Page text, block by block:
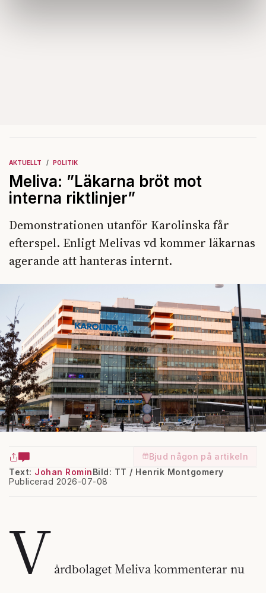
Dessa kan i sin tur kombinera informationen med annan
AKTUELLT POLITIK
Meliva: ”Läkarna bröt mot
interna riktlinjer”
Demonstrationen utanför Karolinska får
efterspel. Enligt Melivas vd kommer läkarnas
agerande att hanteras internt.
Bjud någon på artikeln
Text: Johan Romin
Publicerad 2026-07-08
Bild: TT / Henrik Montgomery
V årdbolaget Meliva kommenterar nu